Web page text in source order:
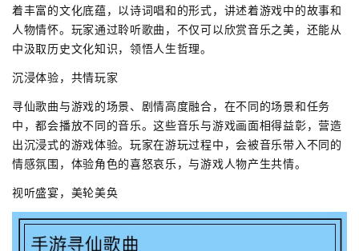
着丰富的文化底蕴，以诗词唱和的形式，讲述着游戏中的故事和
人物情怀。玩家通过聆听歌曲，不仅可以欣赏音乐之美，还能从
中汲取历史文化知识，领悟人生哲理。
沉浸体验，共情玩家
寻仙歌曲与游戏的场景、剧情高度融合，在不同的场景和任务
中，都会播放不同的音乐。这些音乐与游戏画面相得益彰，营造
出沉浸式的游戏体验。玩家在游玩过程中，会被音乐带入不同的
情感氛围，体验角色的喜怒哀乐，与游戏人物产生共情。
视听盛宴，美轮美奂